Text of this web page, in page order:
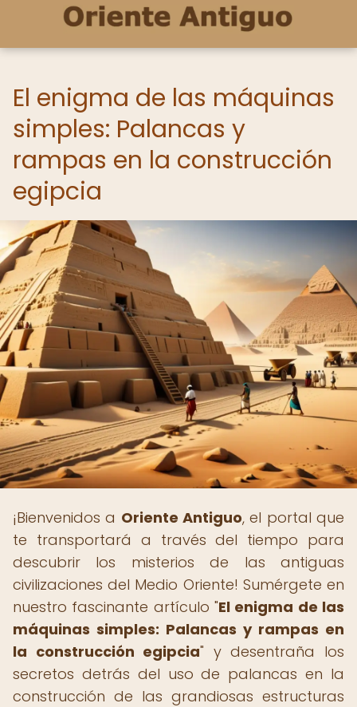
El enigma de las máquinas
simples: Palancas y
rampas en la construcción
egipcia
¡Bienvenidos a Oriente Antiguo, el portal que
te transportará a través del tiempo para
descubrir los misterios de las antiguas
civilizaciones del Medio Oriente! Sumérgete en
nuestro fascinante artículo "El enigma de las
máquinas simples: Palancas y rampas en
la construcción egipcia" y desentraña los
secretos detrás del uso de palancas en la
construcción de las grandiosas estructuras